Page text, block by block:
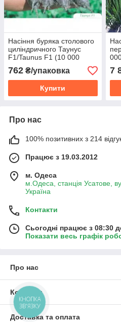
Насіння буряка столового
циліндричного Таунус
F1/Taunus F1 (10 000
сем.), Bejo, Нідерланди
762 ₴/упаковка
Купити
7
Про нас
100% позитивних з 214
Працює з 19.03.2012
м. Одеса
м.Одеса, станція Усатове,
Україна
Контакти
Сьогодні працює з 08:30
Показати весь графік
Про нас
Контакти
Доставка та оплата
КНОПКА
ЗВ'ЯЗКУ